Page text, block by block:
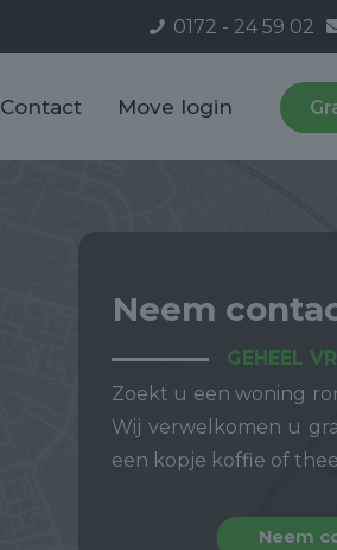
0172 - 24 59 02
Contact Move login
Neem
GEHEEL
Zoekt u een woning
Wij verwelkomen u
een kopje koffie of
Neem